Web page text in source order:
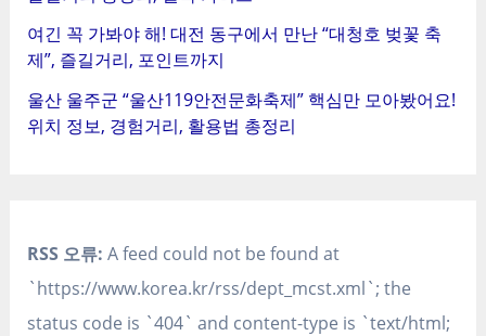
여긴 꼭 가봐야 해! 대전 동구에서 만난 “대청호 벚꽃 축
제”, 즐길거리, 포인트까지
울산 울주군 “울산119안전문화축제” 핵심만 모아봤어요!
위치 정보, 경험거리, 활용법 총정리
RSS 오류: A feed could not be found at
`https://www.korea.kr/rss/dept_mcst.xml`; the
status code is `404` and content-type is `text/html;